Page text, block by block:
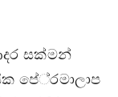
සක්මන්
පේ‍්‍රමාලාප